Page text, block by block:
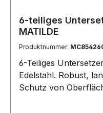
6-teiliges
MATILDE
Produktnummer:
6-Teiliges
Edelstahl. Robust,
Schutz von